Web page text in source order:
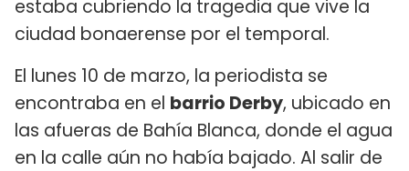
estaba cubriendo la tragedia que vive la
ciudad bonaerense por el temporal.
El lunes 10 de marzo, la periodista se
encontraba en el barrio Derby, ubicado en
las afueras de Bahía Blanca, donde el agua
en la calle aún no había bajado. Al salir de